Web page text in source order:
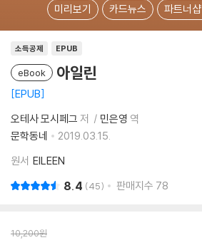
미리보기 카드뉴스 파트너샵
소득공제 EPUB
eBook 아일린
EPUB
오테사 모시페그 저 민은영 역
문학동네
2019.03.15.
원서 EILEEN
8.4 45 판매지수 78
10,200원